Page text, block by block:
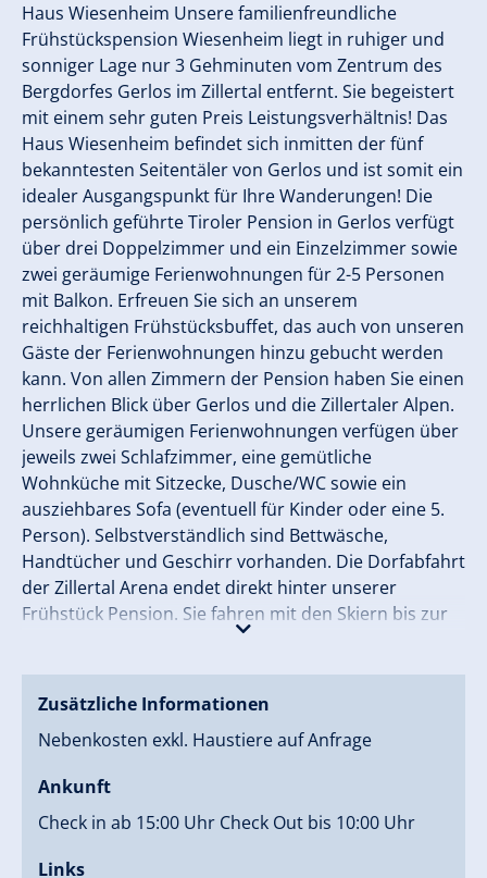
Haus Wiesenheim Unsere familienfreundliche
Frühstückspension Wiesenheim liegt in ruhiger und
sonniger Lage nur 3 Gehminuten vom Zentrum des
Bergdorfes Gerlos im Zillertal entfernt. Sie begeistert
mit einem sehr guten Preis Leistungsverhältnis! Das
Haus Wiesenheim befindet sich inmitten der fünf
bekanntesten Seitentäler von Gerlos und ist somit ein
idealer Ausgangspunkt für Ihre Wanderungen! Die
persönlich geführte Tiroler Pension in Gerlos verfügt
über drei Doppelzimmer und ein Einzelzimmer sowie
zwei geräumige Ferienwohnungen für 2-5 Personen
mit Balkon. Erfreuen Sie sich an unserem
reichhaltigen Frühstücksbuffet, das auch von unseren
Gäste der Ferienwohnungen hinzu gebucht werden
kann. Von allen Zimmern der Pension haben Sie einen
herrlichen Blick über Gerlos und die Zillertaler Alpen.
Unsere geräumigen Ferienwohnungen verfügen über
jeweils zwei Schlafzimmer, eine gemütliche
Wohnküche mit Sitzecke, Dusche/WC sowie ein
ausziehbares Sofa (eventuell für Kinder oder eine 5.
Person). Selbstverständlich sind Bettwäsche,
Handtücher und Geschirr vorhanden. Die Dorfabfahrt
der Zillertal Arena endet direkt hinter unserer
Frühstück Pension. Sie fahren mit den Skiern bis zur
Haustür. Natürlich verfügen wir über einen Skiraum
Sie die Haltestelle des Skibusses der Sie in wenigen
Minuten zur Gondelbahn der Zillertal Arena bringt.
Neben unserer Pension liegt auch die Übungswiese
Kinderskischulsammelplatz. Dort findet auch die
wöchentliche Ski Show statt, die sich großer
Zusätzliche Informationen
Nebenkosten exkl. Haustiere auf Anfrage
Ankunft
Check in ab 15:00 Uhr Check Out bis 10:00 Uhr
Links